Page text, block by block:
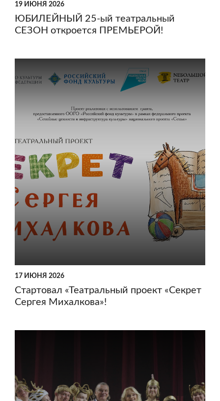
19 ИЮНЯ 2026
ЮБИЛЕЙНЫЙ 25-ый театральный
СЕЗОН откроется ПРЕМЬЕРОЙ!
17 ИЮНЯ 2026
Стартовал «Театральный проект «Секрет
Сергея Михалкова»!